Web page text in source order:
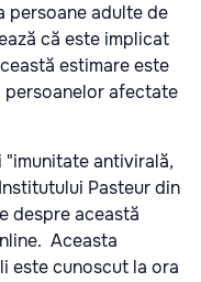
persoane adulte de
că este implicat
estimare este
afectate
antivirală,
Pasteur din
despre această
. Aceasta
este cunoscut la ora